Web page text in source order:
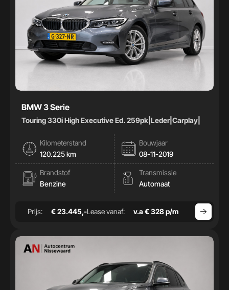
BMW 3 Serie
Touring 330i High Executive Ed. 259pk|Leder|Carplay|
Kilometerstand
120.225 km
Bouwjaar
08-11-2019
Brandstof
Benzine
Transmissie
Automaat
Prijs: € 23.445,-Lease vanaf: v.a € 328 p/m